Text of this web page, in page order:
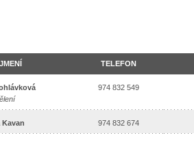
TELEFON
974 832 549
Kavan 974 832 674